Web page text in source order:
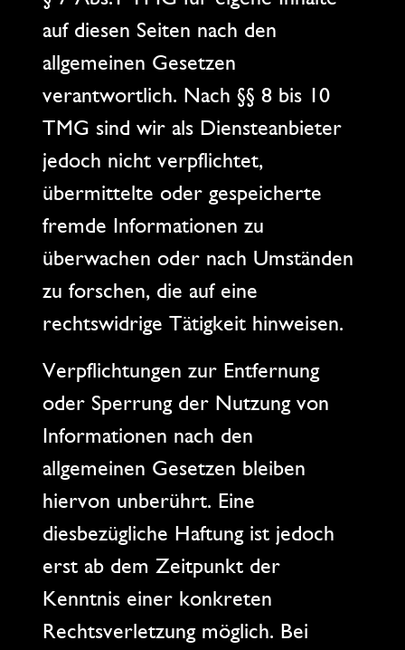
auf diesen Seiten nach den
allgemeinen Gesetzen
verantwortlich. Nach §§ 8 bis 10
TMG sind wir als Diensteanbieter
jedoch nicht verpflichtet,
übermittelte oder gespeicherte
fremde Informationen zu
überwachen oder nach Umständen
zu forschen, die auf eine
rechtswidrige Tätigkeit hinweisen.
Verpflichtungen zur Entfernung
oder Sperrung der Nutzung von
Informationen nach den
allgemeinen Gesetzen bleiben
hiervon unberührt. Eine
diesbezügliche Haftung ist jedoch
erst ab dem Zeitpunkt der
Kenntnis einer konkreten
Rechtsverletzung möglich. Bei